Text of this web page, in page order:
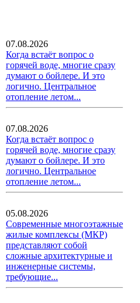
07.08.2026
Когда встаёт вопрос о
горячей воде, многие сразу
думают о бойлере. И это
логично. Центральное
отопление летом...
07.08.2026
Когда встаёт вопрос о
горячей воде, многие сразу
думают о бойлере. И это
логично. Центральное
отопление летом...
05.08.2026
Современные многоэтажные
жилые комплексы (МКР)
представляют собой
сложные архитектурные и
инженерные системы,
требующие...